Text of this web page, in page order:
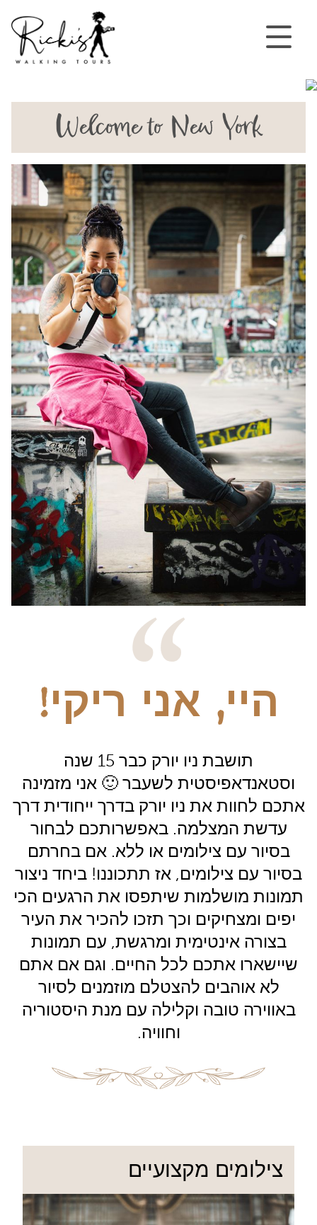
Welcome to New York
היי, אני ריקי!
תושבת ניו יורק כבר 15 שנה
וסטאנדאפיסטית לשעבר 🙂 אני מזמינה
אתכם לחוות את ניו יורק בדרך ייחודית דרך
עדשת המצלמה. באפשרותכם לבחור
בסיור עם צילומים או ללא. אם בחרתם
בסיור עם צילומים, אז תתכוננו! ביחד ניצור
תמונות מושלמות שיתפסו את הרגעים הכי
יפים ומצחיקים וכך תזכו להכיר את העיר
בצורה אינטימית ומרגשת, עם תמונות
שיישארו אתכם לכל החיים. וגם אם אתם
לא אוהבים להצטלם מוזמנים לסיור
באווירה טובה וקלילה עם מנת היסטוריה
וחוויה.
צילומים מקצועיים